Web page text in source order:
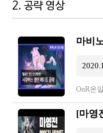
2. 공략 영상
OnR온